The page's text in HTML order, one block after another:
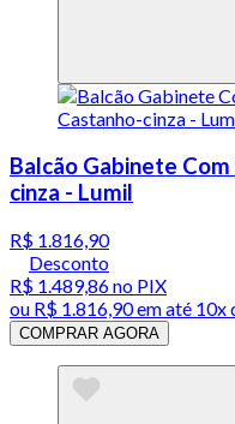
Balcão Gabinete
cinza - Lumil
R$ 1.816,90
Desconto
R$ 1.489,86no PIX
ou R$ 1.816,90em até 10x
COMPRAR AGORA